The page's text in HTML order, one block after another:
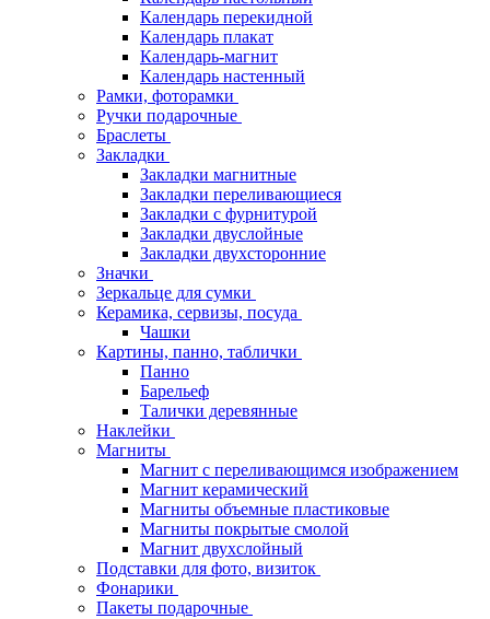
Календарь перекидной
Календарь плакат
Календарь-магнит
Календарь настенный
Рамки, фоторамки
Ручки подарочные
Браслеты
Закладки
Закладки магнитные
Закладки переливающиеся
Закладки с фурнитурой
Закладки двуслойные
Закладки двухсторонние
Значки
Зеркальце для сумки
Керамика, сервизы, посуда
Чашки
Картины, панно, таблички
Панно
Барельеф
Талички деревянные
Наклейки
Магниты
Магнит с переливающимся изображением
Магнит керамический
Магниты объемные пластиковые
Магниты покрытые смолой
Магнит двухслойный
Подставки для фото, визиток
Фонарики
Пакеты подарочные